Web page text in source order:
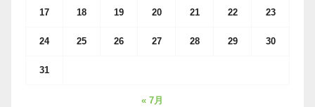
17 18 19 20 21 22 23
24 25 26 27 28 29 30
31
« 7月